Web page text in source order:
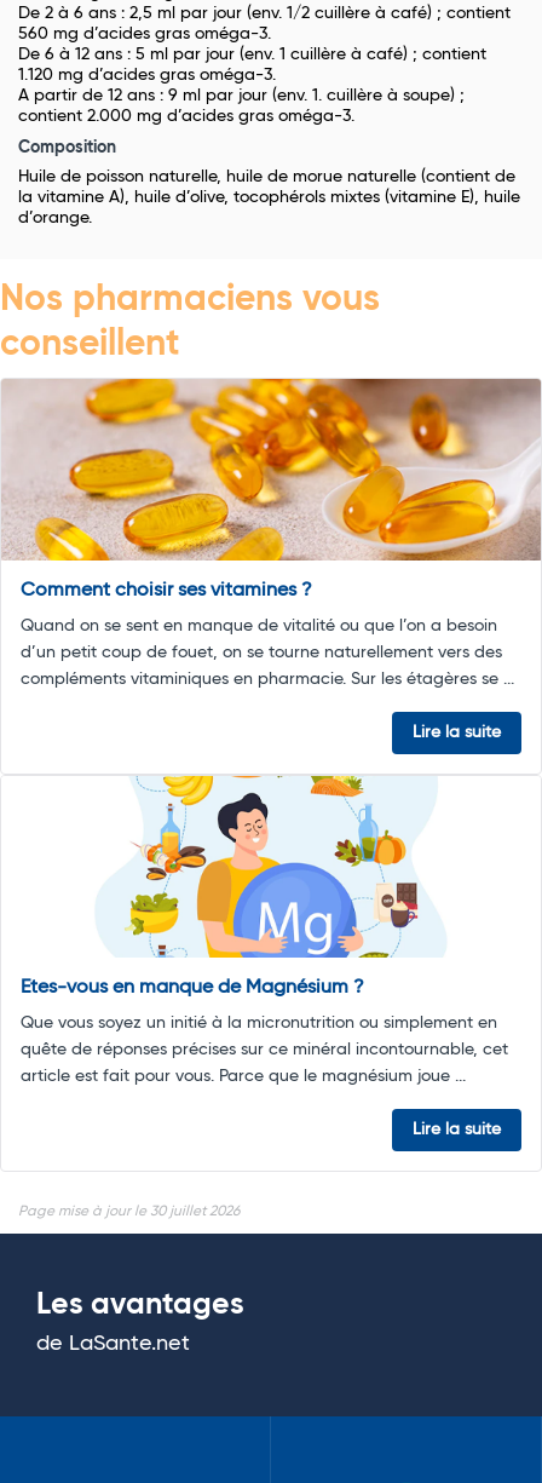
De 2 à 6 ans : 2,5 ml par jour (env. 1/2 cuillère à café) ; contient
560 mg d’acides gras oméga-3.
De 6 à 12 ans : 5 ml par jour (env. 1 cuillère à café) ; contient
1.120 mg d’acides gras oméga-3.
A partir de 12 ans : 9 ml par jour (env. 1. cuillère à soupe) ;
contient 2.000 mg d’acides gras oméga-3.
Composition
Huile de poisson naturelle, huile de morue naturelle (contient de
la vitamine A), huile d’olive, tocophérols mixtes (vitamine E), huile
d’orange.
Nos pharmaciens vous
conseillent
Comment choisir ses vitamines ?
Quand on se sent en manque de vitalité ou que l’on a besoin
d’un petit coup de fouet, on se tourne naturellement vers des
compléments vitaminiques en pharmacie. Sur les étagères se ...
Lire la suite
Etes-vous en manque de Magnésium ?
Que vous soyez un initié à la micronutrition ou simplement en
quête de réponses précises sur ce minéral incontournable, cet
article est fait pour vous. Parce que le magnésium joue ...
Lire la suite
Page mise à jour le 30 juillet 2026
Les avantages
de LaSante.net